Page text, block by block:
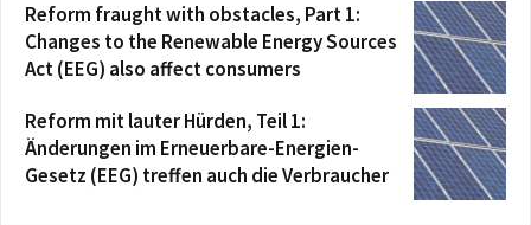
Reform fraught with obstacles, Part 1:
Changes to the Renewable Energy Sources
Act (EEG) also affect consumers
Reform mit lauter Hürden, Teil 1:
Änderungen im Erneuerbare-Energien-
Gesetz (EEG) treffen auch die Verbraucher